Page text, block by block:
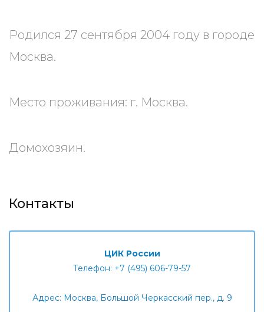
Родился 27 сентября 2004 году в городе
Москва.
Место проживания: г. Москва.
Домохозяин.
Контакты
ЦИК России
Телефон: +7 (495) 606-79-57
Адрес: Москва, Большой Черкасский пер., д. 9